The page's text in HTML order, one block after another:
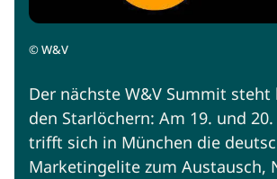
©W&V
Der nächste W&V Summit steht
den Starlöchern: Am 19. und 20.
trifft sich in München die
Marketingelite zum Austausch,